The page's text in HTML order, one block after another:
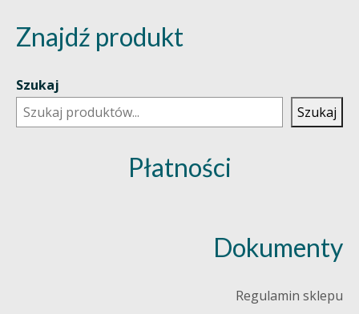
Znajdź produkt
Szukaj
Szukaj
Płatności
Dokumenty
Regulamin sklepu